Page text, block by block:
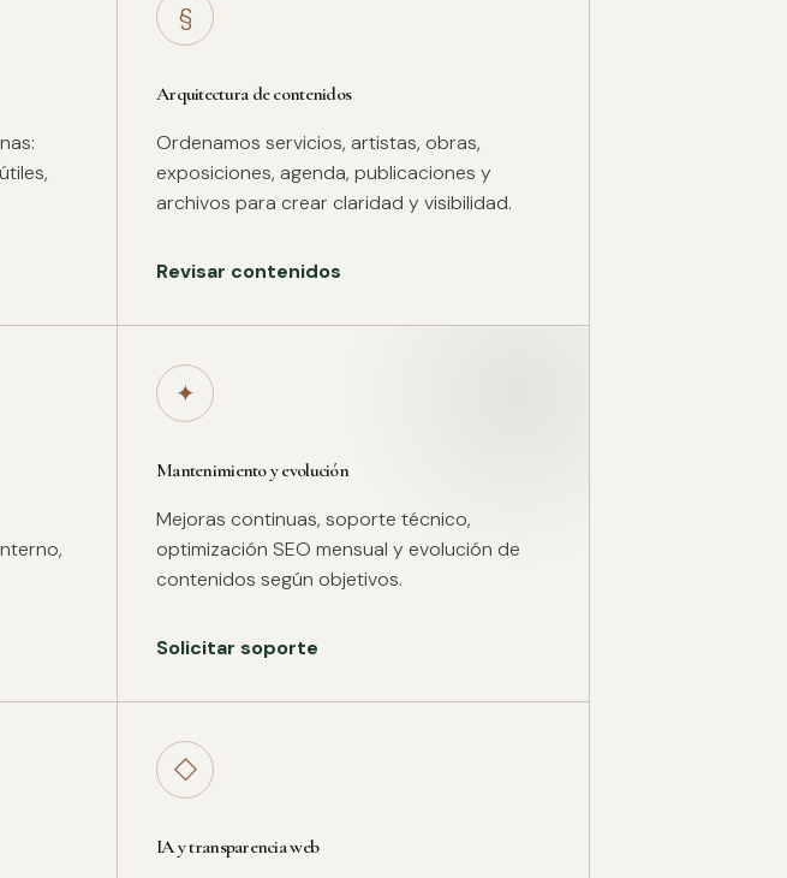
§
Arquitectura de contenidos
Ordenamos servicios, artistas, obras,
exposiciones, agenda, publicaciones y
archivos para crear claridad y visibilidad.
Revisar contenidos
✦
Mantenimiento y evolución
Mejoras continuas, soporte técnico,
optimización SEO mensual y evolución de
contenidos según objetivos.
Solicitar soporte
◇
IA y transparencia web